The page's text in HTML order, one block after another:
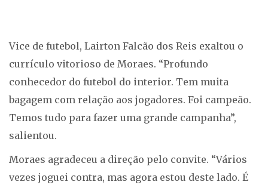
Vice de futebol, Lairton Falcão dos Reis exaltou o
currículo vitorioso de Moraes. “Profundo
conhecedor do futebol do interior. Tem muita
bagagem com relação aos jogadores. Foi campeão.
Temos tudo para fazer uma grande campanha”,
salientou.
Moraes agradeceu a direção pelo convite. “Vários
vezes joguei contra, mas agora estou deste lado. É